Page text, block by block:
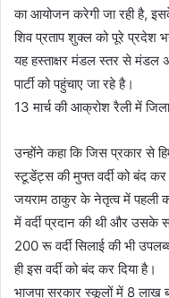
का आयोजन करेगी जा रही है,
शिव प्रताप शुक्ल को पूरे प्रदेश
यह हस्ताक्षर मंडल स्तर से मंडल
पार्टी को पहुंचाए जा रहे है।
13 मार्च की आक्रोश रैली में
उन्होंने कहा कि जिस प्रकार से
स्टूडेंट्स की मुफ्त वर्दी को बंद कर
जयराम ठाकुर के नेतृत्व में पहली
में वर्दी प्रदान की थी और उसके
200 रू वर्दी सिलाई की भी
ही इस वर्दी को बंद कर दिया है।
भाजपा सरकार स्कूलों में 8 लाख